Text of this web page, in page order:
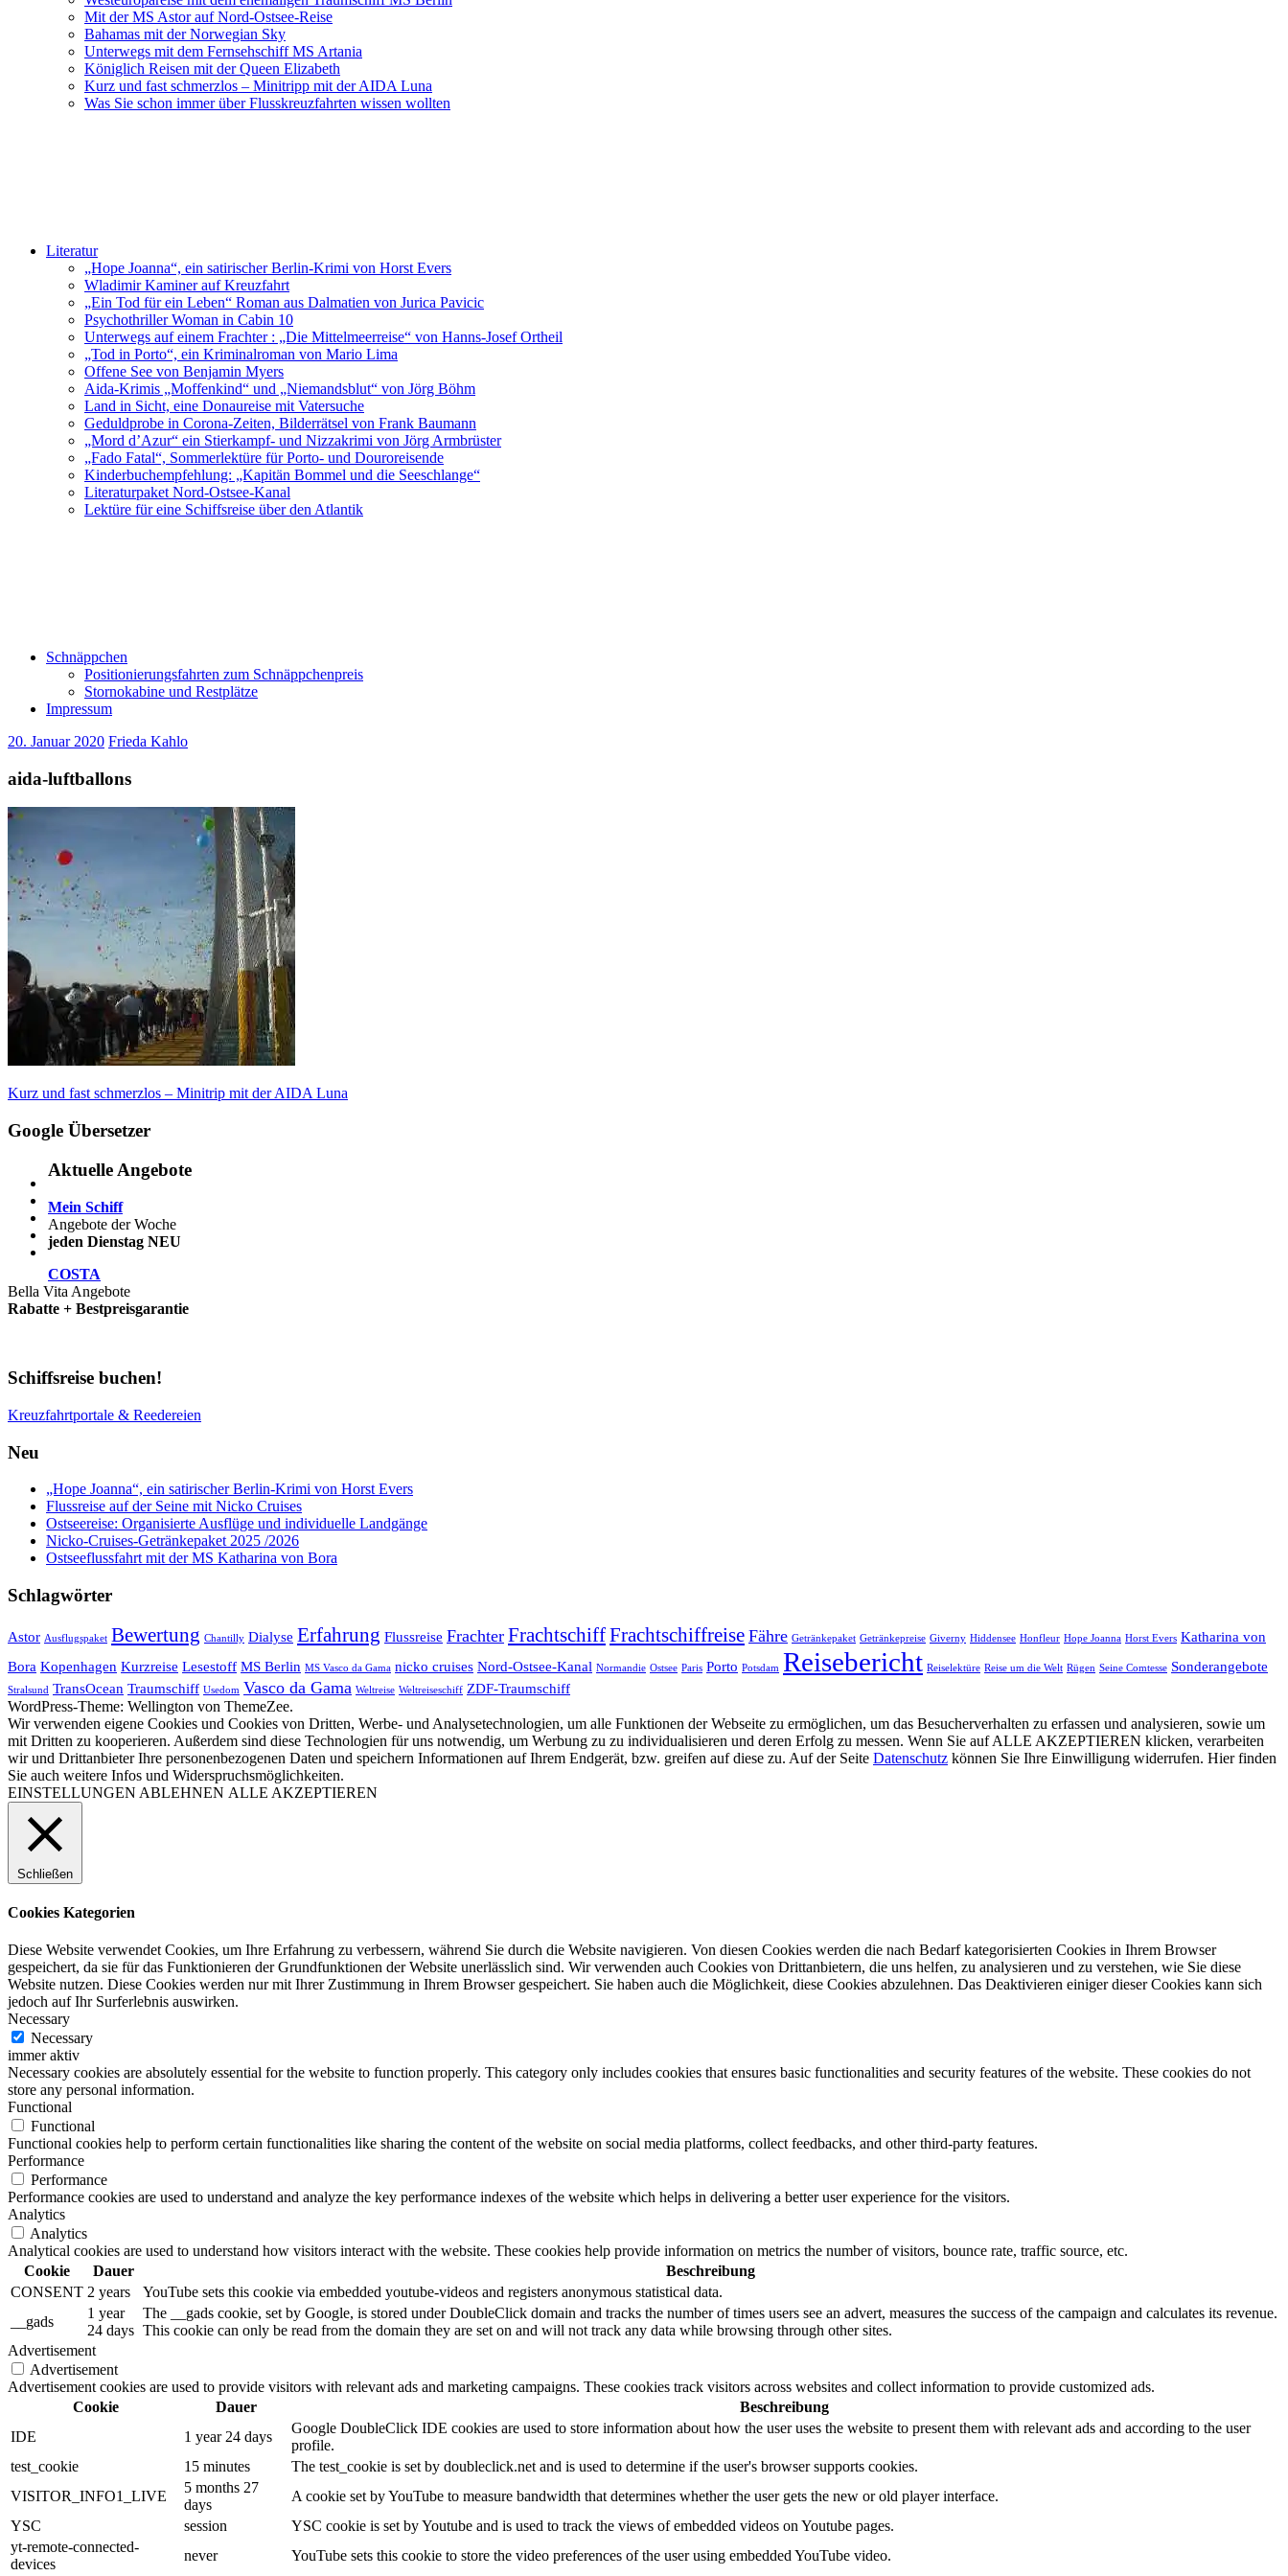
Mit der MS Astor auf Nord-Ostsee-Reise
Bahamas mit der Norwegian Sky
Unterwegs mit dem Fernsehschiff MS Artania
Königlich Reisen mit der Queen Elizabeth
Kurz und fast schmerzlos – Minitripp mit der AIDA Luna
Was Sie schon immer über Flusskreuzfahrten wissen wollten
Literatur
„Hope Joanna“, ein satirischer Berlin-Krimi von Horst Evers
Wladimir Kaminer auf Kreuzfahrt
„Ein Tod für ein Leben“ Roman aus Dalmatien von Jurica Pavicic
Psychothriller Woman in Cabin 10
Unterwegs auf einem Frachter : „Die Mittelmeerreise“ von Hanns-Josef Ortheil
„Tod in Porto“, ein Kriminalroman von Mario Lima
Offene See von Benjamin Myers
Aida-Krimis „Moffenkind“ und „Niemandsblut“ von Jörg Böhm
Land in Sicht, eine Donaureise mit Vatersuche
Geduldprobe in Corona-Zeiten, Bilderrätsel von Frank Baumann
„Mord d’Azur“ ein Stierkampf- und Nizzakrimi von Jörg Armbrüster
„Fado Fatal“, Sommerlektüre für Porto- und Douroreisende
Kinderbuchempfehlung: „Kapitän Bommel und die Seeschlange“
Literaturpaket Nord-Ostsee-Kanal
Lektüre für eine Schiffsreise über den Atlantik
Schnäppchen
Positionierungsfahrten zum Schnäppchenpreis
Stornokabine und Restplätze
Impressum
20. Januar 2020 Frieda Kahlo
aida-luftballons
Beitragsnavigation
Vorheriger
Kurz und fast schmerzlos – Minitrip mit der AIDA Luna
Google Übersetzer
Aktuelle Angebote
Mein Schiff
Angebote der Woche
jeden Dienstag NEU
COSTA
Bella Vita Angebote
Rabatte + Bestpreisgarantie
Schiffsreise buchen!
Kreuzfahrtportale & Reedereien
Neu
„Hope Joanna“, ein satirischer Berlin-Krimi von Horst Evers
Flussreise auf der Seine mit Nicko Cruises
Ostseereise: Organisierte Ausflüge und individuelle Landgänge
Nicko-Cruises-Getränkepaket 2025 /2026
Ostseeflussfahrt mit der MS Katharina von Bora
Schlagwörter
Astor Ausflugspaket Bewertung Chantilly Dialyse Erfahrung Flussreise Frachter FrachtschiffFrachtschiffreise Fähre Getränkepaket Getränkepreise Giverny Hiddensee Honfleur Hope Joanna Horst Evers Katharina von
Bora Kopenhagen Kurzreise Lesestoff MS Berlin MS Vasco da Gama nicko cruises Nord-Ostsee-Kanal Normandie Ostsee Paris Porto Potsdam Reisebericht Reiselektüre Reise um die Welt Rügen Seine Comtesse Sonderangebote
Stralsund TransOcean Traumschiff Usedom Vasco da Gama Weltreise Weltreiseschiff ZDF-Traumschiff
WordPress-Theme: Wellington von ThemeZee.
Wir verwenden eigene Cookies und Cookies von Dritten, Werbe- und Analysetechnologien, um alle Funktionen der Webseite zu ermöglichen, um das Besucherverhalten zu erfassen und analysieren, sowie um
mit Dritten zu kooperieren. Außerdem sind diese Technologien für uns notwendig, um Werbung zu zu individualisieren und deren Erfolg zu messen. Wenn Sie auf ALLE AKZEPTIEREN klicken, verarbeiten
wir und Drittanbieter Ihre personenbezogenen Daten und speichern Informationen auf Ihrem Endgerät, bzw. greifen auf diese zu. Auf der Seite Datenschutz können Sie Ihre Einwilligung widerrufen. Hier finden
Sie auch weitere Infos und Widerspruchsmöglichkeiten.
EINSTELLUNGEN ABLEHNEN ALLE AKZEPTIEREN
Schließen
Cookies Kategorien
Diese Website verwendet Cookies, um Ihre Erfahrung zu verbessern, während Sie durch die Website navigieren. Von diesen Cookies werden die nach Bedarf kategorisierten Cookies in Ihrem Browser
gespeichert, da sie für das Funktionieren der Grundfunktionen der Website unerlässlich sind. Wir verwenden auch Cookies von Drittanbietern, die uns helfen, zu analysieren und zu verstehen, wie Sie diese
Website nutzen. Diese Cookies werden nur mit Ihrer Zustimmung in Ihrem Browser gespeichert. Sie haben auch die Möglichkeit, diese Cookies abzulehnen. Das Deaktivieren einiger dieser Cookies kann sich
jedoch auf Ihr Surferlebnis auswirken.
Necessary
Necessary
immer aktiv
Necessary cookies are absolutely essential for the website to function properly. This category only includes cookies that ensures basic functionalities and security features of the website. These cookies do not
store any personal information.
Functional
Functional
Functional cookies help to perform certain functionalities like sharing the content of the website on social media platforms, collect feedbacks, and other third-party features.
Performance
Performance
Performance cookies are used to understand and analyze the key performance indexes of the website which helps in delivering a better user experience for the visitors.
Analytics
Analytics
Analytical cookies are used to understand how visitors interact with the website. These cookies help provide information on metrics the number of visitors, bounce rate, traffic source, etc.
Cookie
Dauer
Beschreibung
CONSENT 2 years
YouTube sets this cookie via embedded youtube-videos and registers anonymous statistical data.
__gads
1 year
24 days
The __gads cookie, set by Google, is stored under DoubleClick domain and tracks the number of times users see an advert, measures the success of the campaign and calculates its revenue.
This cookie can only be read from the domain they are set on and will not track any data while browsing through other sites.
Advertisement
Advertisement
Advertisement cookies are used to provide visitors with relevant ads and marketing campaigns. These cookies track visitors across websites and collect information to provide customized ads.
Cookie
Dauer
Beschreibung
IDE
1 year 24 days
Google DoubleClick IDE cookies are used to store information about how the user uses the website to present them with relevant ads and according to the user
profile.
test_cookie
15 minutes
The test_cookie is set by doubleclick.net and is used to determine if the user's browser supports cookies.
VISITOR_INFO1_LIVE
5 months 27
days
A cookie set by YouTube to measure bandwidth that determines whether the user gets the new or old player interface.
YSC
session
YSC cookie is set by Youtube and is used to track the views of embedded videos on Youtube pages.
yt-remote-connected-
devices
never YouTube sets this cookie to store the video preferences of the user using embedded YouTube video.